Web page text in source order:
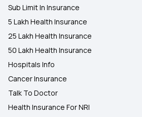
Sub Limit In Insurance
5 Lakh Health Insurance
25 Lakh Health Insurance
50 Lakh Health Insurance
Hospitals Info
Cancer Insurance
Talk To Doctor
Health Insurance For NRI